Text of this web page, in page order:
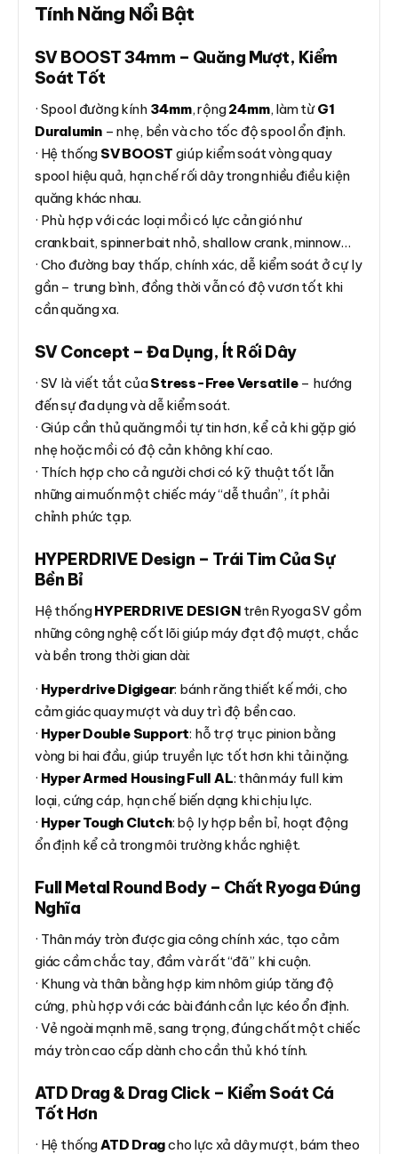
Tính Năng Nổi Bật
SV BOOST 34mm – Quăng Mượt, Kiểm
Soát Tốt
· Spool đường kính 34mm, rộng24mm, làm từG1
Duralumin– nhẹ, bền và cho tốc độ spool ổn định.
· Hệ thống SV BOOST giúp kiểm soát vòng quay
spool hiệu quả, hạn chế rối dây trong nhiều điều kiện
quăng khác nhau.
· Phù hợp với các loại mồi có lực cản gió như
crankbait, spinnerbait nhỏ, shallow crank, minnow…
· Cho đường bay thấp, chính xác, dễ kiểm soát ở cự ly
gần – trung bình, đồng thời vẫn có độ vươn tốt khi
cần quăng xa.
SV Concept – Đa Dụng, Ít Rối Dây
· SV là viết tắt củaStress-Free Versatile– hướng
đến sự đa dụng và dễ kiểm soát.
· Giúp cần thủ quăng mồi tự tin hơn, kể cả khi gặp gió
nhẹ hoặc mồi có độ cản không khí cao.
· Thích hợp cho cả người chơi có kỹ thuật tốt lẫn
những ai muốn một chiếc máy “dễ thuần”, ít phải
chỉnh phức tạp.
HYPERDRIVE Design – Trái Tim Của Sự
Bền Bỉ
Hệ thốngHYPERDRIVE DESIGN trên Ryoga SV gồm
những công nghệ cốt lõi giúp máy đạt độ mượt, chắc
và bền trong thời gian dài:
· Hyperdrive Digigear: bánh răng thiết kế mới, cho
cảm giác quay mượt và duy trì độ bền cao.
· Hyper Double Support: hỗ trợ trục pinion bằng
vòng bi hai đầu, giúp truyền lực tốt hơn khi tải nặng.
· Hyper Armed Housing Full AL: thân máy full kim
loại, cứng cáp, hạn chế biến dạng khi chịu lực.
· Hyper Tough Clutch: bộ ly hợp bền bỉ, hoạt động
ổn định kể cả trong môi trường khắc nghiệt.
Full Metal Round Body – Chất Ryoga Đúng
Nghĩa
· Thân máy tròn được gia công chính xác, tạo cảm
giác cầm chắc tay, đầm và rất “đã” khi cuộn.
· Khung và thân bằng hợp kim nhôm giúp tăng độ
cứng, phù hợp với các bài đánh cần lực kéo ổn định.
· Vẻ ngoài mạnh mẽ, sang trọng, đúng chất một chiếc
máy tròn cao cấp dành cho cần thủ khó tính.
ATD Drag & Drag Click – Kiểm Soát Cá
Tốt Hơn
· Hệ thốngATD Dragcho lực xả dây mượt, bám theo